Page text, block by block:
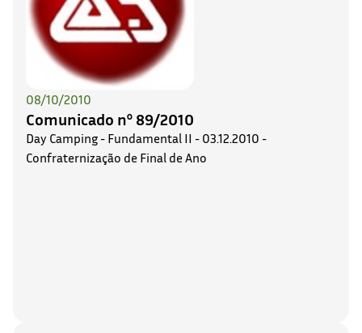
08/10/2010
Comunicado nº 89/2010
Day Camping - Fundamental II - 03.12.2010 -
Confraternização de Final de Ano